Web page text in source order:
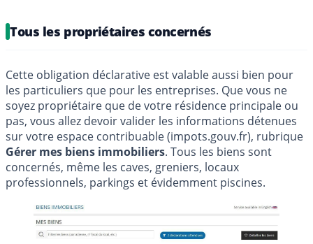
Tous les propriétaires concernés
Cette obligation déclarative est valable aussi bien pour
les particuliers que pour les entreprises. Que vous ne
soyez propriétaire que de votre résidence principale ou
pas, vous allez devoir valider les informations détenues
sur votre espace contribuable (impots.gouv.fr), rubrique
Gérer mes biens immobiliers. Tous les biens sont
concernés, même les caves, greniers, locaux
professionnels, parkings et évidemment piscines.